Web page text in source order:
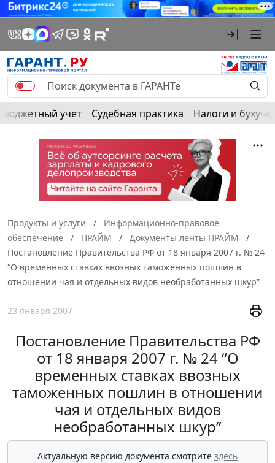
Бюджетный учет Судебная практика Налоги и
Продукты и услуги
Информационно-правовое
обеспечение
ПРАЙМ
Документы ленты ПРАЙМ
Постановление Правительства РФ от 18 января 2007 г. № 24
“О временных ставках ввозных таможенных пошлин в
отношении чая и отдельных видов необработанных шкур”
23 января 2007
Постановление Правительства РФ
от 18 января 2007 г. № 24 “О
временных ставках ввозных
таможенных пошлин в отношении
чая и отдельных видов
необработанных шкур”
Актуальную версию документа смотрите здесь